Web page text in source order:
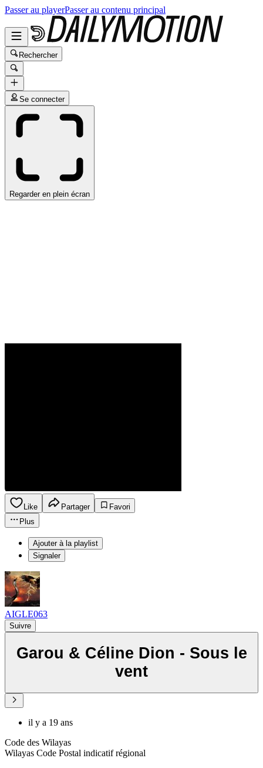
Passer au playerPasser au contenu principal
Rechercher
Se connecter
Regarder en plein écran
Like Partager
Favori
Plus
Ajouter à la playlist
Signaler
AIGLE063
Suivre
Garou & Céline Dion - Sous le
vent
il y a 19 ans
Code des Wilayas
Wilayas Code Postal indicatif régional